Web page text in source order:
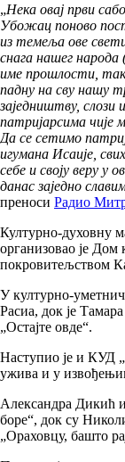
„Нека овај први
Убожац поново
из темеља ове
снага нашег
име прошлости,
падну на сву нашу
заједништву, слози
патријарсима чије
Да се сетимо
игумана Исаије,
себе и своју веру у
данас заједно
преноси Радио
Културно-духовну
организовао је
покровитељством
У културно-
Расиа, док је
„Остајте овде“.
Наступио је и КУД
ужива и у
Александра Дикић
боре“, док су
„Ораховцу, башто